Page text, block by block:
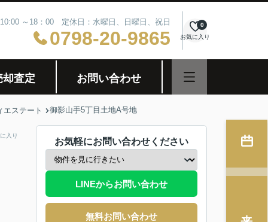
～18：00 定休日：水曜日、日曜日、祝日
0798-20-9865 お気に入り
0
却査定 お問い合わせ
ステート 御影山手5丁目土地A号地
入り
お気軽にお問い合わせください
LINEからお問い合わせ
無料お問い合わせ